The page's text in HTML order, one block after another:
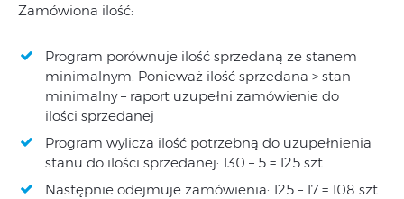
Zamówiona ilość:
Program porównuje ilość sprzedaną ze stanem
minimalnym. Ponieważ ilość sprzedana > stan
minimalny – raport uzupełni zamówienie do
ilości sprzedanej
Program wylicza ilość potrzebną do uzupełnienia
stanu do ilości sprzedanej: 130 – 5 = 125 szt.
Następnie odejmuje zamówienia: 125 – 17 = 108 szt.